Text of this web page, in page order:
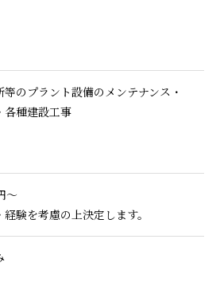
のプラント設備のメンテナンス・
各種建設工事
～
験を考慮の上決定します。